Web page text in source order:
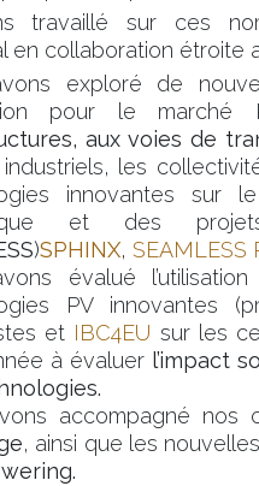
travaillé sur ces
en collaboration
exploré de
pour le marché
aux voies de
les
innovantes sur
et des
)SPHINX, SEAMLESS
évalué
PV innovantes
et IBC4EU sur les
à évaluer l’impact
accompagné nos
, ainsi que les